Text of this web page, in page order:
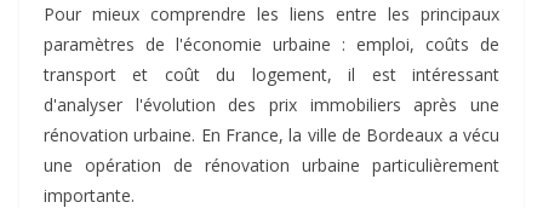
Pour mieux comprendre les liens entre les principaux
paramètres de l'économie urbaine : emploi, coûts de
transport et coût du logement, il est intéressant
d'analyser l'évolution des prix immobiliers après une
rénovation urbaine. En France, la ville de Bordeaux a vécu
une opération de rénovation urbaine particulièrement
importante.